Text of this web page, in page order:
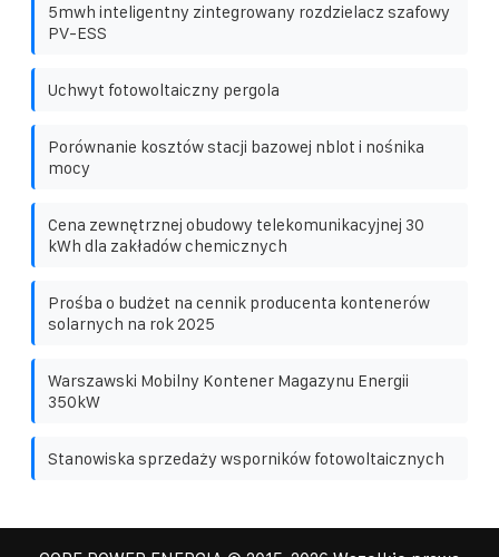
5mwh inteligentny zintegrowany rozdzielacz szafowy
PV-ESS
Uchwyt fotowoltaiczny pergola
Porównanie kosztów stacji bazowej nblot i nośnika
mocy
Cena zewnętrznej obudowy telekomunikacyjnej 30
kWh dla zakładów chemicznych
Prośba o budżet na cennik producenta kontenerów
solarnych na rok 2025
Warszawski Mobilny Kontener Magazynu Energii
350kW
Stanowiska sprzedaży wsporników fotowoltaicznych